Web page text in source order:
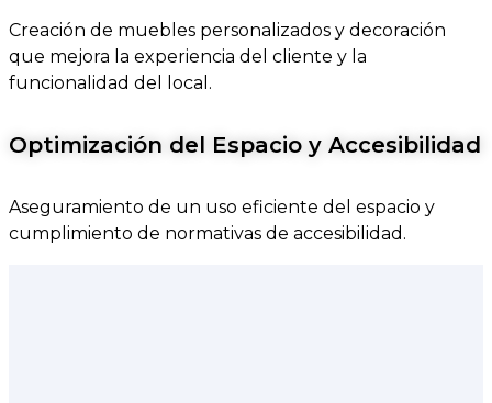
Creación de muebles personalizados y decoración
que mejora la experiencia del cliente y la
funcionalidad del local.
Optimización del Espacio y Accesibilidad
Aseguramiento de un uso eficiente del espacio y
cumplimiento de normativas de accesibilidad.